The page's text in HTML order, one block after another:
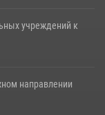
учреждений к
направлении